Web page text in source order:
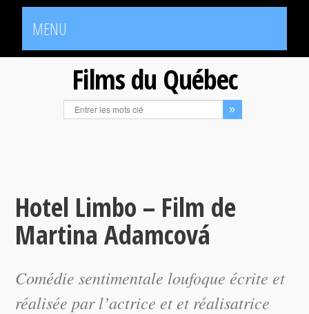
MENU
Films du Québec
Hotel Limbo – Film de
Martina Adamcová
Comédie sentimentale loufoque écrite et
réalisée par l’actrice et et réalisatrice